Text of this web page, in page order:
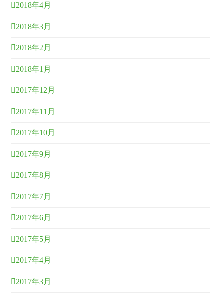
2018年4月
2018年3月
2018年2月
2018年1月
2017年12月
2017年11月
2017年10月
2017年9月
2017年8月
2017年7月
2017年6月
2017年5月
2017年4月
2017年3月